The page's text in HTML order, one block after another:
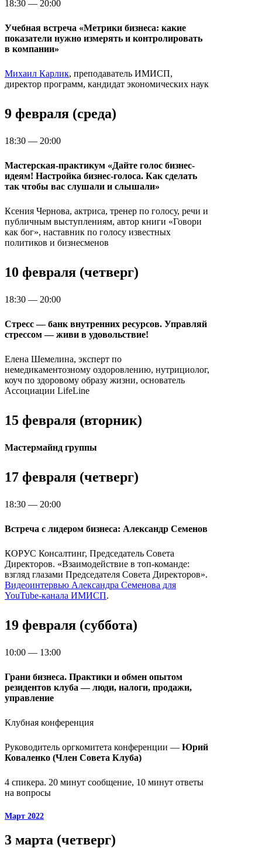
18:30 — 20:00
Учебная встреча «Метрики бизнеса: какие
показатели нужно измерять и контролировать
в компании»
Михаил Карлик, преподаватель ИМИСП,
директор программ, кандидат экономических наук
9 февраля (среда)
18:30 — 20:00
Мастерская-практикум «Дайте голос бизнес-
идеям! Настройка бизнес-голоса. Как сделать
так чтобы вас слушали и слышали»
Ксения Чернова, актриса, тренер по голосу, речи и
публичным выступлениям, автор книги «Говори
как бог», наставник по голосу известных
политиков и бизнесменов
10 февраля (четверг)
18:30 — 20:00
Стресс — банк внутренних ресурсов. Управляй
стрессом — живи в удовольствие!
Елена Шемелина, эксперт по
немедикаментозному оздоровлению, нутрициолог,
коуч по здоровому образу жизни, основатель
Ассоциации LifeLine
15 февраля (вторник)
Мастермайнд группы
17 февраля (четверг)
18:30 — 20:00
Встреча с лидером бизнеса: Александр Семенов
КОРУС Консалтинг, Председатель Совета
Директоров. «Взаимодействие в топ-команде:
взгляд глазами Председателя Совета Директоров».
Видеоинтервью Александра Семенова для
YouTube-канала ИМИСП.
19 февраля (суббота)
10:00 — 13:00
Грани бизнеса. Практики и обмен опытом
резидентов клуба — люди, налоги, продажи,
управление
Клубная конференция
Руководитель оргкомитета конференции — Юрий
Коваленко (Член Совета Клуба)
4 спикера. 20 минут сообщение, 10 минут ответы
на вопросы
Март 2022
3 марта (четверг)